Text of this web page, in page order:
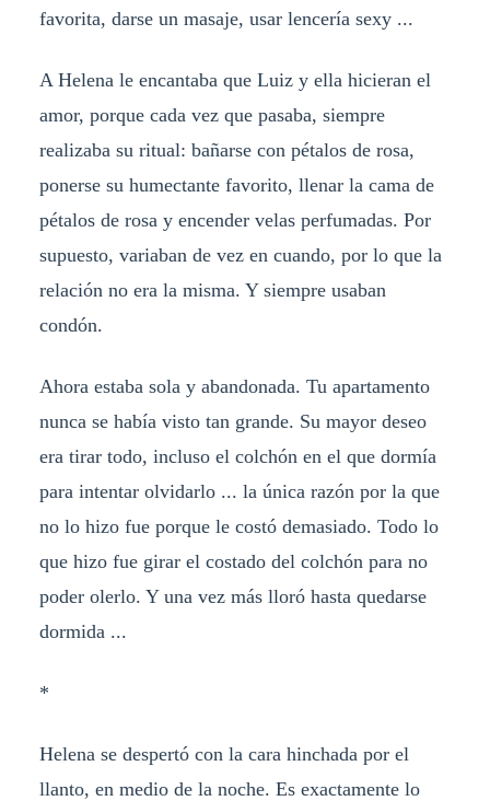
favorita, darse un masaje, usar lencería sexy ...
A Helena le encantaba que Luiz y ella hicieran el
amor, porque cada vez que pasaba, siempre
realizaba su ritual: bañarse con pétalos de rosa,
ponerse su humectante favorito, llenar la cama de
pétalos de rosa y encender velas perfumadas. Por
supuesto, variaban de vez en cuando, por lo que la
relación no era la misma. Y siempre usaban
condón.
Ahora estaba sola y abandonada. Tu apartamento
nunca se había visto tan grande. Su mayor deseo
era tirar todo, incluso el colchón en el que dormía
para intentar olvidarlo ... la única razón por la que
no lo hizo fue porque le costó demasiado. Todo lo
que hizo fue girar el costado del colchón para no
poder olerlo. Y una vez más lloró hasta quedarse
dormida ...
*
Helena se despertó con la cara hinchada por el
llanto, en medio de la noche. Es exactamente lo